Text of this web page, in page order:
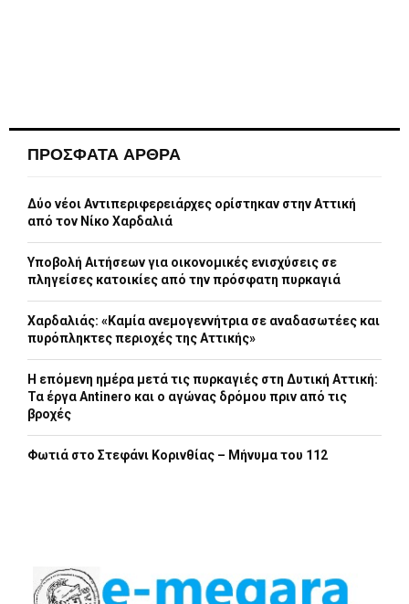
ΠΡΟΣΦΑΤΑ ΑΡΘΡΑ
Δύο νέοι Αντιπεριφερειάρχες ορίστηκαν στην Αττική
από τον Νίκο Χαρδαλιά
Υποβολή Αιτήσεων για οικονομικές ενισχύσεις σε
πληγείσες κατοικίες από την πρόσφατη πυρκαγιά
Χαρδαλιάς: «Καμία ανεμογεννήτρια σε αναδασωτέες και
πυρόπληκτες περιοχές της Αττικής»
Η επόμενη ημέρα μετά τις πυρκαγιές στη Δυτική Αττική:
Τα έργα Antinero και ο αγώνας δρόμου πριν από τις
βροχές
Φωτιά στο Στεφάνι Κορινθίας – Μήνυμα του 112